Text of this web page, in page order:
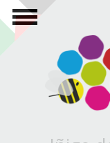
Pasar al contenido